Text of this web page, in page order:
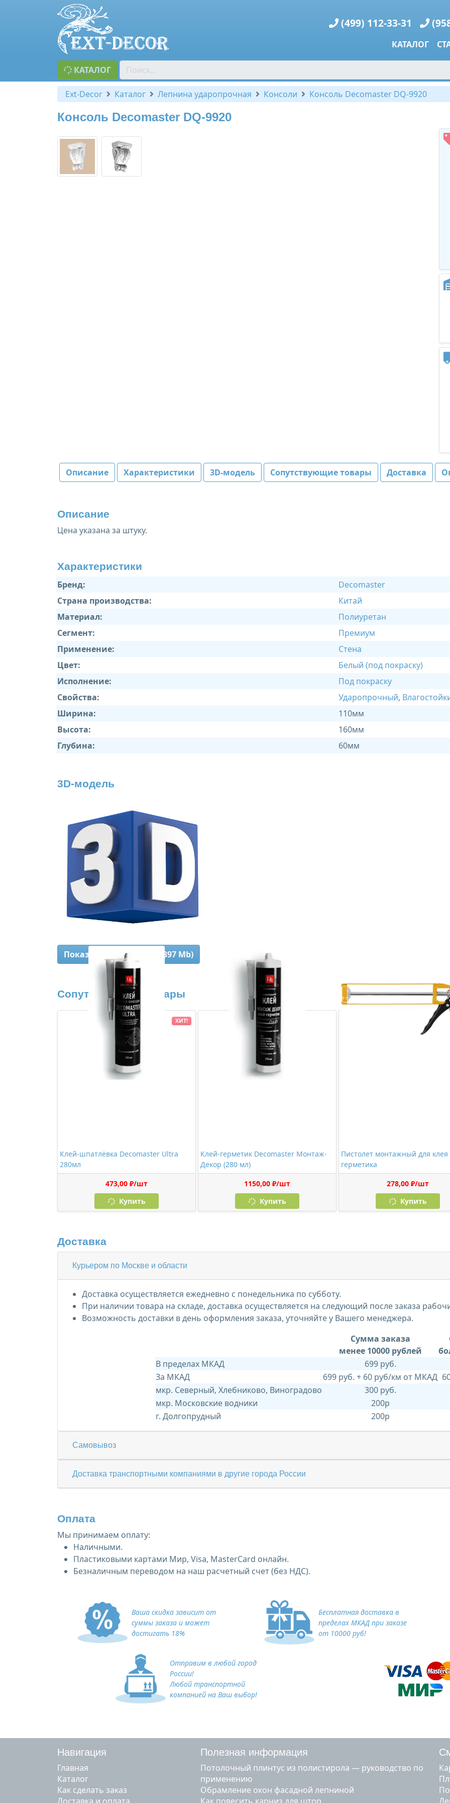
(499) 112-33-31
КАТАЛОГ
КАТАЛОГ
Ext-Decor Каталог Лепнина ударопрочная Консоли Консоль Decomaster DQ-9920
Консоль Decomaster DQ-9920
Описание Характеристики 3D-модель Сопутствующие товары Доставка
Описание
Цена указана за штуку.
Характеристики
Бренд:
Decomaster
Страна производства:
Китай
Материал:
Полиуретан
Сегмент:
Премиум
Применение:
Стена
Цвет:
Белый (под покраску)
Исполнение:
Под покраску
Свойства:
Ударопрочный,
Ширина:
110мм
Высота:
160мм
Глубина:
60мм
3D-модель
Показать 3D-модель (2,397 Mb)
Сопутствующие товары
Клей-шпатлёвка Decomaster Ultra
280мл
473,00 ₽/шт
Купить
ХИТ!
Клей-герметик Decomaster Монтаж-
Декор (280 мл)
1150,00 ₽/шт
Купить
Пистолет монтажный для клея
герметика
278,00 ₽/шт
Купить
Доставка
Курьером по Москве и области
Доставка осуществляется ежедневно с понедельника по субботу.
При наличии товара на складе, доставка осуществляется на следующий после заказа
Возможность доставки в день оформления заказа, уточняйте у Вашего менеджера.
Сумма заказа
менее 10000 рублей
В пределах МКАД
699 руб.
За МКАД
699 руб. + 60 руб/км от МКАД
мкр. Северный, Хлебниково, Виноградово
300 руб.
мкр. Московские водники
200р
г. Долгопрудный
200р
Самовывоз
Доставка транспортными компаниями в другие города России
Оплата
Мы принимаем оплату:
Наличными.
Пластиковыми картами Мир, Visa, MasterCard онлайн.
Безналичным переводом на наш расчетный счет (без НДС).
Ваша скидка зависит от
суммы заказа и может
достигать 18%
Бесплатная доставка в
пределах МКАД при заказе
от 10000 руб!
Отправим в любой город
России!
Любой транспортной
компанией на Ваш выбор!
Навигация
Главная
Каталог
Как сделать заказ
Полезная информация
Потолочный плинтус из полистирола — руководство по
применению
Обрамление окон фасадной лепниной